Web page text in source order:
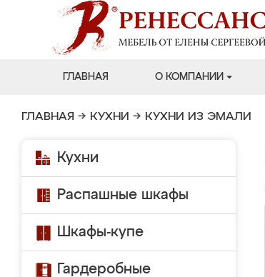
ГЛАВНАЯ О КОМПАНИИ
ГЛАВНАЯ → КУХНИ → КУХНИ ИЗ ЭМАЛИ
Кухни
Распашные шкафы
Шкафы-купе
Гардеробные